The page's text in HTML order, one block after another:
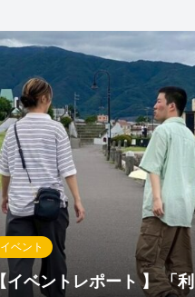
0 0
イベント
【イベントレポート 】 「利